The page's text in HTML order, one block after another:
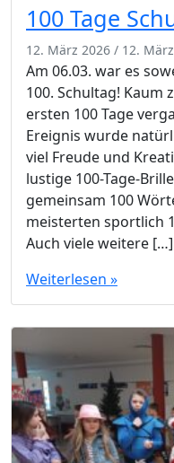
100 Tage
12. März 2026 / 12.
Am 06.03. war es
100. Schultag! Kaum
ersten 100 Tage
Ereignis wurde
viel Freude und
lustige 100-Tage-
gemeinsam 100
meisterten sportlich
Auch viele weitere […]
Weiterlesen »